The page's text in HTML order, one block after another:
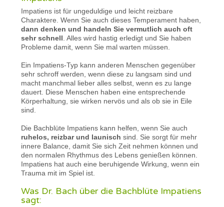
Impatiens ist für ungeduldige und leicht reizbare
Charaktere. Wenn Sie auch dieses Temperament haben,
dann denken und handeln Sie vermutlich auch oft
sehr schnell . Alles wird hastig erledigt und Sie haben
Probleme damit, wenn Sie mal warten müssen.
Ein Impatiens-Typ kann anderen Menschen gegenüber
sehr schroff werden, wenn diese zu langsam sind und
macht manchmal lieber alles selbst, wenn es zu lange
dauert. Diese Menschen haben eine entsprechende
Körperhaltung, sie wirken nervös und als ob sie in Eile
sind.
Die Bachblüte Impatiens kann helfen, wenn Sie auch
ruhelos, reizbar und launisch sind. Sie sorgt für mehr
innere Balance, damit Sie sich Zeit nehmen können und
den normalen Rhythmus des Lebens genießen können.
Impatiens hat auch eine beruhigende Wirkung, wenn ein
Trauma mit im Spiel ist.
Was Dr. Bach über die Bachblüte Impatiens
sagt: